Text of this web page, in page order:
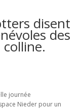
disent
des
journée
Nieder pour un